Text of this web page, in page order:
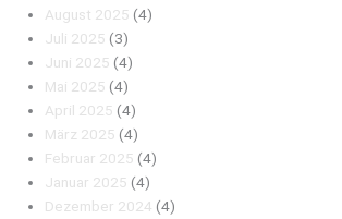
August 2025 (4)
Juli 2025 (3)
Juni 2025 (4)
Mai 2025 (4)
April 2025 (4)
März 2025 (4)
Februar 2025 (4)
Januar 2025 (4)
Dezember 2024 (4)